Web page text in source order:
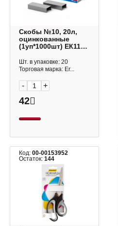
Скобы №10, 20л,
оцинкованные
(1уп*1000шт) ЕК1188
Шт. в упаковке: 20
Торговая марка: Er...
- +
42
Код: 00-00153952
Остаток: 144